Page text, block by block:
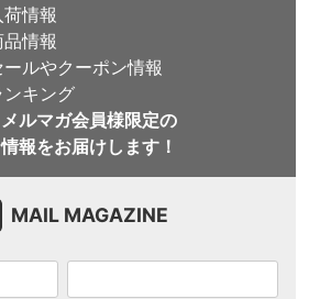
情報
情報
ルやクーポン情報
キング
ルマガ会員様限定の
報をお届けします！
MAIL MAGAZINE